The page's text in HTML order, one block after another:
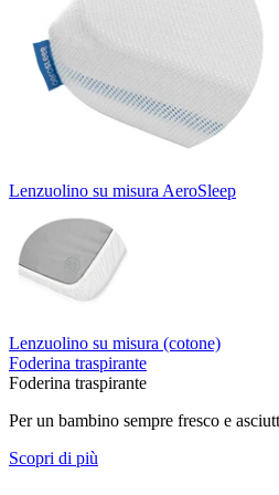
Lenzuolino su misura AeroSleep
Lenzuolino su misura (cotone)
Foderina traspirante
Foderina traspirante
Per un bambino sempre fresco e
Scopri di più